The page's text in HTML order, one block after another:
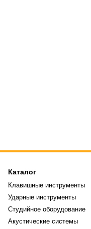
Каталог
Клавишные инструменты
Ударные инструменты
Студийное оборудование
Акустические системы